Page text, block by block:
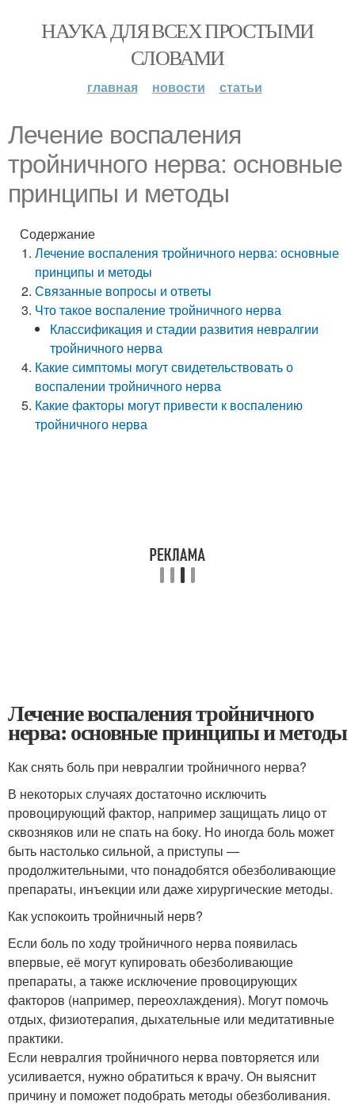
НАУКА ДЛЯ ВСЕХ ПРОСТЫМИ
СЛОВАМИ
главная новости статьи
Лечение воспаления
тройничного нерва: основные
принципы и методы
Содержание
Лечение воспаления тройничного нерва: основные
принципы и методы
Связанные вопросы и ответы
Что такое воспаление тройничного нерва
Классификация и стадии развития невралгии
тройничного нерва
Какие симптомы могут свидетельствовать о
воспалении тройничного нерва
Какие факторы могут привести к воспалению
тройничного нерва
Лечение воспаления тройничного
нерва: основные принципы и методы
Как снять боль при невралгии тройничного нерва?
В некоторых случаях достаточно исключить
провоцирующий фактор, например защищать лицо от
сквозняков или не спать на боку. Но иногда боль может
быть настолько сильной, а приступы —
продолжительными, что понадобятся обезболивающие
препараты, инъекции или даже хирургические методы.
Как успокоить тройничный нерв?
Если боль по ходу тройничного нерва появилась
впервые, её могут купировать обезболивающие
препараты, а также исключение провоцирующих
факторов (например, переохлаждения). Могут помочь
отдых, физиотерапия, дыхательные или медитативные
практики.
Если невралгия тройничного нерва повторяется или
усиливается, нужно обратиться к врачу. Он выяснит
причину и поможет подобрать методы обезболивания.